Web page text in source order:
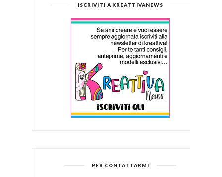
ISCRIVITI A KREATTIVANEWS
PER CONTATTARMI